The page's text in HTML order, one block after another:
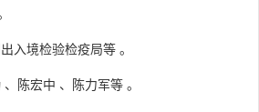
入境检验检疫局等 。
、 陈宏中 、 陈力军等 。